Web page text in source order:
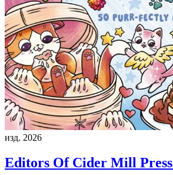
изд. 2026
Editors Of Cider Mill Press